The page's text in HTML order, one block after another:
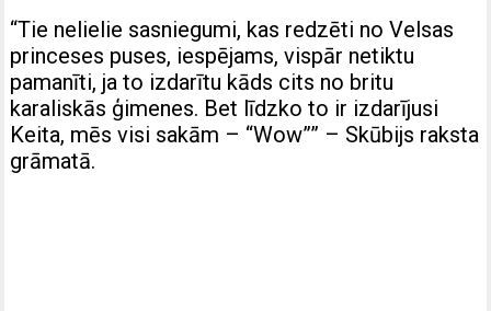
“Tie nelielie sasniegumi, kas redzēti no Velsas
princeses puses, iespējams, vispār netiktu
pamanīti, ja to izdarītu kāds cits no britu
karaliskās ģimenes. Bet līdzko to ir izdarījusi
Keita, mēs visi sakām – “Wow”” – Skūbijs raksta
grāmatā.